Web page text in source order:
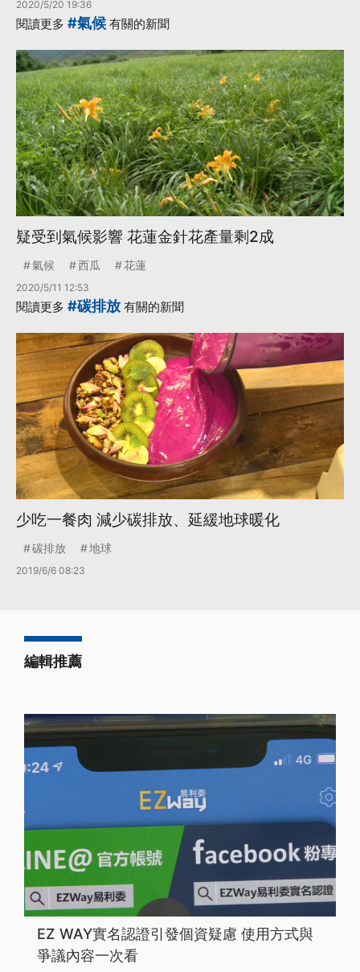
2020/5/20 19:36
閱讀更多 #氣候 有關的新聞
疑受到氣候影響 花蓮金針花產量剩2成
氣候 西瓜 花蓮
2020/5/11 12:53
閱讀更多 #碳排放 有關的新聞
少吃一餐肉 減少碳排放、延緩地球暖化
碳排放 地球
2019/6/6 08:23
編輯推薦
EZ WAY實名認證引發個資疑慮 使用方式與
爭議內容一次看